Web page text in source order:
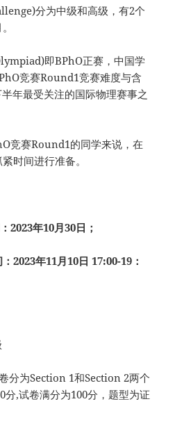
分为中级和高级，有2个
即BPhO正赛，中国学
竞赛Round1竞赛难度与含
年最受关注的国际物理赛事之
竞赛Round1的同学来说，在
时间进行准备。
2023年10月30日；
2023年11月10日 17:00-19：
分为Section 1和Section 2两个
分,试卷满分为100分，题型为证